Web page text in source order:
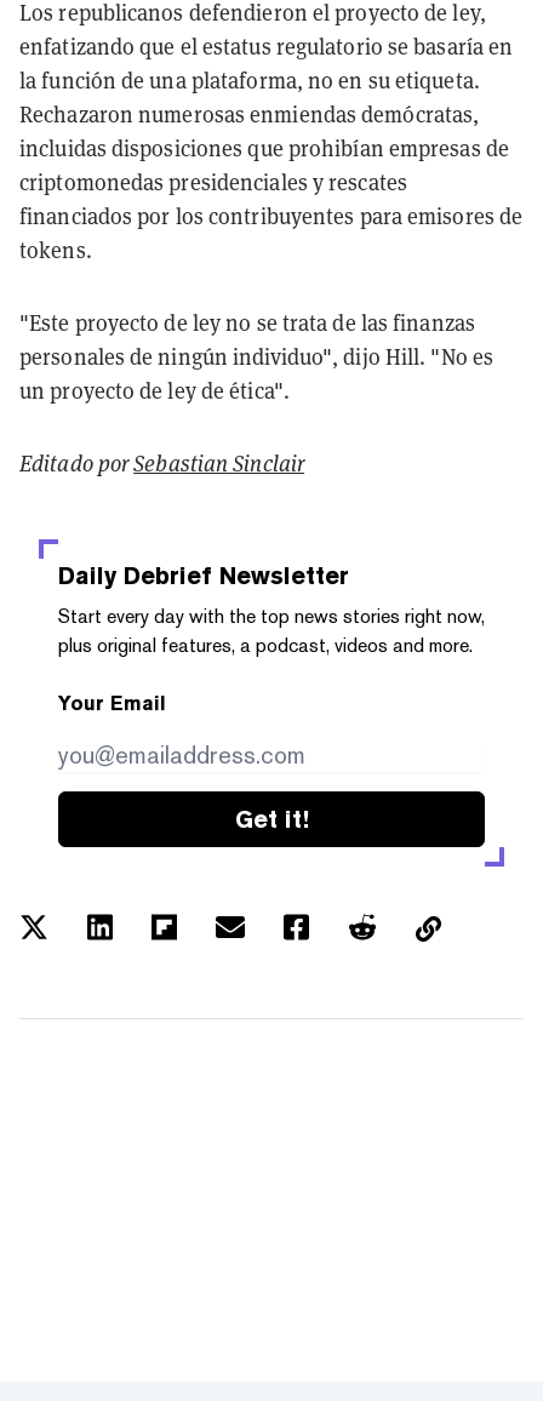
Los republicanos defendieron el proyecto de ley,
enfatizando que el estatus regulatorio se basaría en
la función de una plataforma, no en su etiqueta.
Rechazaron numerosas enmiendas demócratas,
incluidas disposiciones que prohibían empresas de
criptomonedas presidenciales y rescates
financiados por los contribuyentes para emisores de
tokens.
"Este proyecto de ley no se trata de las finanzas
personales de ningún individuo", dijo Hill. "No es
un proyecto de ley de ética".
Editado porSebastian Sinclair
Daily Debrief Newsletter
Start every day with the top news stories right now,
plus original features, a podcast, videos and more.
Your Email
Get it!